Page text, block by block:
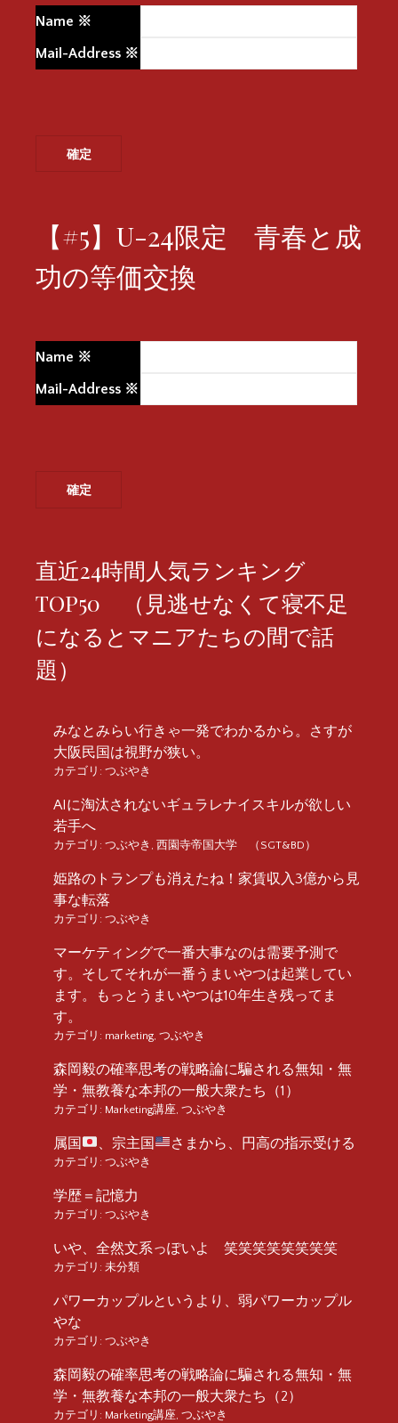
Name ※
Mail-Address ※
【#5】U-24限定 青春と成
功の等価交換
Name ※
Mail-Address ※
直近24時間人気ランキング
TOP50 （見逃せなくて寝不足
になるとマニアたちの間で話
題）
みなとみらい行きゃ一発でわかるから。さすが
大阪民国は視野が狭い。
カテゴリ: つぶやき
AIに淘汰されないギュラレナイスキルが欲しい
若手へ
カテゴリ: つぶやき 西園寺帝国大学 （SGT&BD）
姫路のトランプも消えたね！家賃収入3億から見
事な転落
カテゴリ: つぶやき
マーケティングで一番大事なのは需要予測で
す。そしてそれが一番うまいやつは起業してい
ます。もっとうまいやつは10年生き残ってま
す。
カテゴリ: marketing つぶやき
森岡毅の確率思考の戦略論に騙される無知・無
学・無教養な本邦の一般大衆たち（1）
カテゴリ: Marketing講座 つぶやき
属国 、宗主国 さまから、円高の指示受ける
カテゴリ: つぶやき
学歴＝記憶力
カテゴリ: つぶやき
いや、全然文系っぽいよ 笑笑笑笑笑笑笑笑
カテゴリ: 未分類
パワーカップルというより、弱パワーカップル
やな
カテゴリ: つぶやき
森岡毅の確率思考の戦略論に騙される無知・無
学・無教養な本邦の一般大衆たち（2）
カテゴリ: Marketing講座 つぶやき